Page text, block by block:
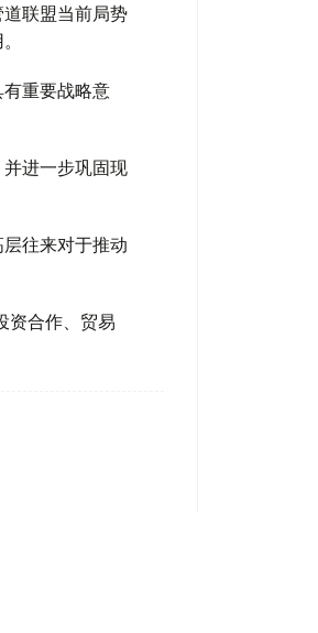
联盟当前局势
重要战略意
进一步巩固现
往来对于推动
资合作、贸易